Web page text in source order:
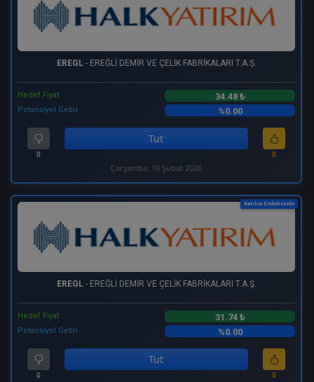
EREGL- EREĞLİ DEMİR VE ÇELİK FABRİKALARI T.A.Ş.
Hedef Fiyat 34.48 ₺
Potansiyel Getiri %0.00
0
Tut
0
Çarşamba, 18 Şubat 2026
Katılım Endeksinde
EREGL- EREĞLİ DEMİR VE ÇELİK FABRİKALARI T.A.Ş.
Hedef Fiyat 31.74 ₺
Potansiyel Getiri %0.00
0
Tut
0